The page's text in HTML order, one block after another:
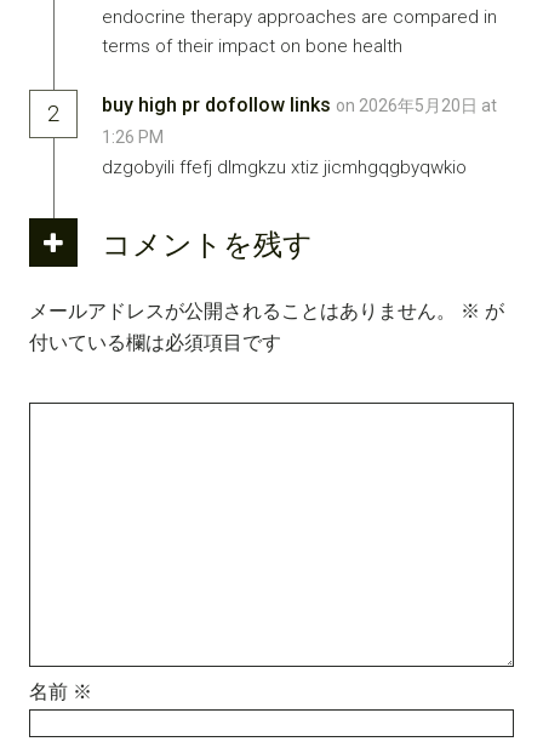
endocrine therapy approaches are compared in
terms of their impact on bone health
2 buy high pr dofollow links on 2026年5月20日 at
1:26 PM
dzgobyili ffefj dlmgkzu xtiz jicmhgqgbyqwkio
コメントを残す
メールアドレスが公開されることはありません。 ※ が
付いている欄は必須項目です
名前 ※